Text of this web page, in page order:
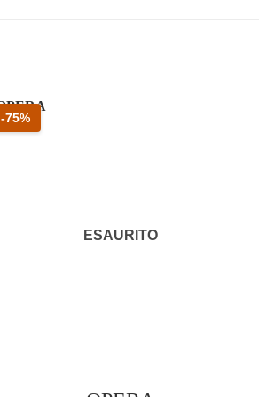
-75%Sconto 75 percento
ESAURITO